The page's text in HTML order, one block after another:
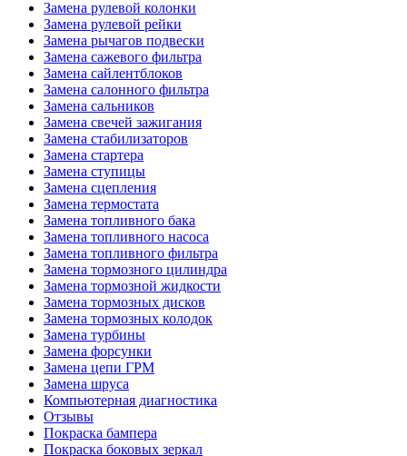
Замена рулевой колонки
Замена рулевой рейки
Замена рычагов подвески
Замена сажевого фильтра
Замена сайлентблоков
Замена салонного фильтра
Замена сальников
Замена свечей зажигания
Замена стабилизаторов
Замена стартера
Замена ступицы
Замена сцепления
Замена термостата
Замена топливного бака
Замена топливного насоса
Замена топливного фильтра
Замена тормозного цилиндра
Замена тормозной жидкости
Замена тормозных дисков
Замена тормозных колодок
Замена турбины
Замена форсунки
Замена цепи ГРМ
Замена шруса
Компьютерная диагностика
Отзывы
Покраска бампера
Покраска боковых зеркал